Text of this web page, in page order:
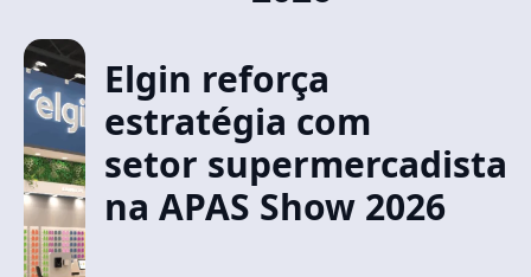
Elgin reforça
estratégia com
setor supermercadista
na APAS Show 2026